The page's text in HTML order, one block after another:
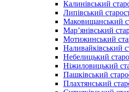
Калинівський
Липівський
Маковищанський
Мар’янівський
Мотижинський
Наливайківський
Небелицький
Ніжиловицький
Пашківський
Плахтянський